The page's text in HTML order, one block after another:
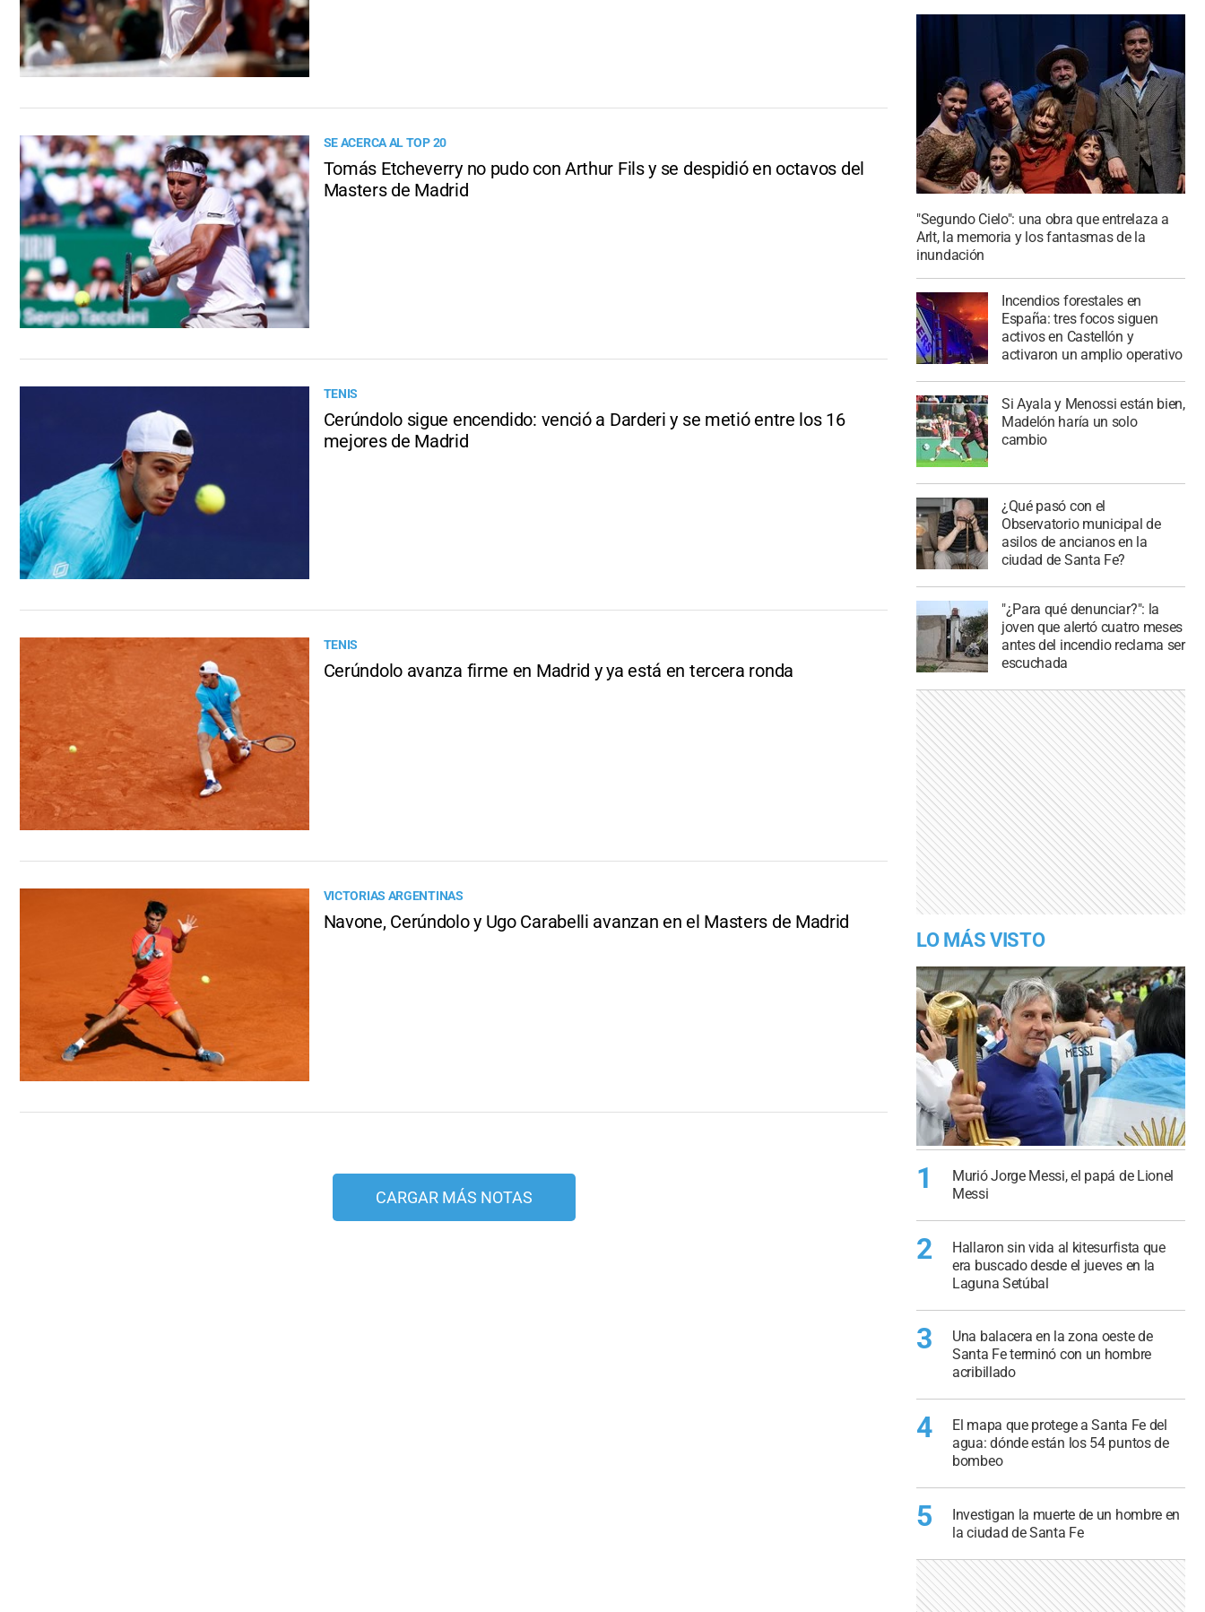
SE ACERCA AL TOP 20
Tomás Etcheverry no pudo con Arthur Fils y se despidió en octavos del
Masters de Madrid
TENIS
Cerúndolo sigue encendido: venció a Darderi y se metió entre los 16
mejores de Madrid
TENIS
Cerúndolo avanza firme en Madrid y ya está en tercera ronda
VICTORIAS ARGENTINAS
Navone, Cerúndolo y Ugo Carabelli avanzan en el Masters de Madrid
CARGAR MÁS NOTAS
"Segundo Cielo": una obra que entrelaza a
Arlt, la memoria y los fantasmas de la
inundación
Incendios forestales en
España: tres focos siguen
activos en Castellón y
activaron un amplio operativo
Si Ayala y Menossi están bien,
Madelón haría un solo
cambio
¿Qué pasó con el
Observatorio municipal de
asilos de ancianos en la
ciudad de Santa Fe?
"¿Para qué denunciar?": la
joven que alertó cuatro meses
antes del incendio reclama ser
escuchada
LO MÁS VISTO
1
Murió Jorge Messi, el papá de Lionel
Messi
2
Hallaron sin vida al kitesurfista que
era buscado desde el jueves en la
Laguna Setúbal
3
Una balacera en la zona oeste de
Santa Fe terminó con un hombre
acribillado
4
El mapa que protege a Santa Fe del
agua: dónde están los 54 puntos de
bombeo
5
Investigan la muerte de un hombre en
la ciudad de Santa Fe